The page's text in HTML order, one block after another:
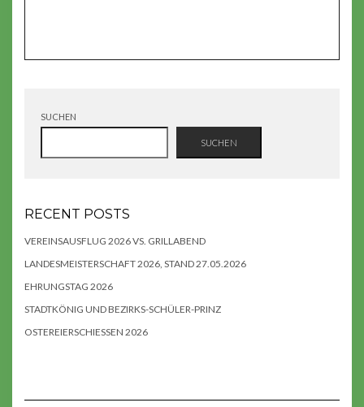
SUCHEN
SUCHEN
RECENT POSTS
VEREINSAUSFLUG 2026 VS. GRILLABEND
LANDESMEISTERSCHAFT 2026, STAND 27.05.2026
EHRUNGSTAG 2026
STADTKÖNIG UND BEZIRKS-SCHÜLER-PRINZ
OSTEREIERSCHIESSEN 2026